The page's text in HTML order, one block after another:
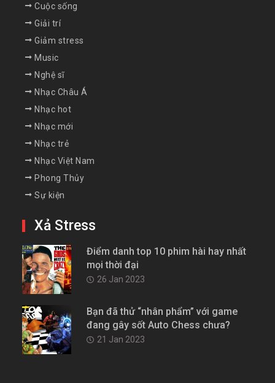
Cuộc sống
Giải trí
Giảm stress
Music
Nghệ sĩ
Nhạc Châu Á
Nhạc hot
Nhạc mới
Nhạc trẻ
Nhạc Việt Nam
Phong Thủy
Sự kiện
Xả Stress
Điểm danh top 10 phim hài hay nhất
mọi thời đại
26 Jan 2023
Bạn đã thử “nhân phẩm” với game
đang gây sốt Auto Chess chưa?
21 Jan 2023